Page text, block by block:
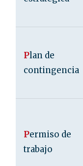
Plan de
contingencia
Permiso de
trabajo